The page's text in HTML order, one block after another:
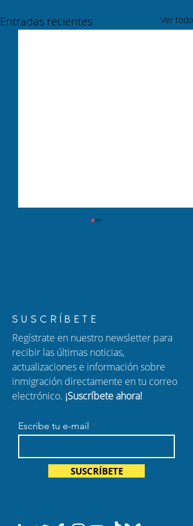
Entradas recientes Ver todo
Nuevo episodio de
Hablando con Carolina:
Arrestos repentinos,
plazos de TPS y riesgos
de condenas por drogas
SUSCRÍBETE
Regístrate en nuestro newsletter para
recibir las últimas noticias,
actualizaciones e información sobre
inmigración directamente en tu correo
electrónico. ¡Suscríbete ahora!
Escribe tu e-mail
SUSCRÍBETE